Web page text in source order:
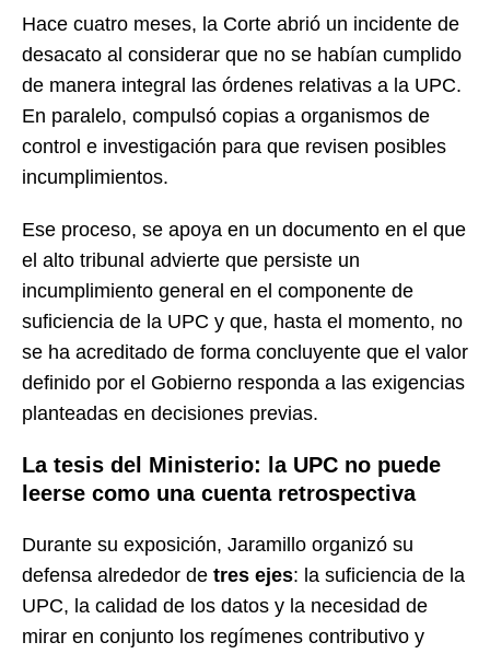
Hace cuatro meses, la Corte abrió un incidente de
desacato al considerar que no se habían cumplido
de manera integral las órdenes relativas a la UPC.
En paralelo, compulsó copias a organismos de
control e investigación para que revisen posibles
incumplimientos.
Ese proceso, se apoya en un documento en el que
el alto tribunal advierte que persiste un
incumplimiento general en el componente de
suficiencia de la UPC y que, hasta el momento, no
se ha acreditado de forma concluyente que el valor
definido por el Gobierno responda a las exigencias
planteadas en decisiones previas.
La tesis del Ministerio: la UPC no puede
leerse como una cuenta retrospectiva
Durante su exposición, Jaramillo organizó su
defensa alrededor de tres ejes: la suficiencia de la
UPC, la calidad de los datos y la necesidad de
mirar en conjunto los regímenes contributivo y